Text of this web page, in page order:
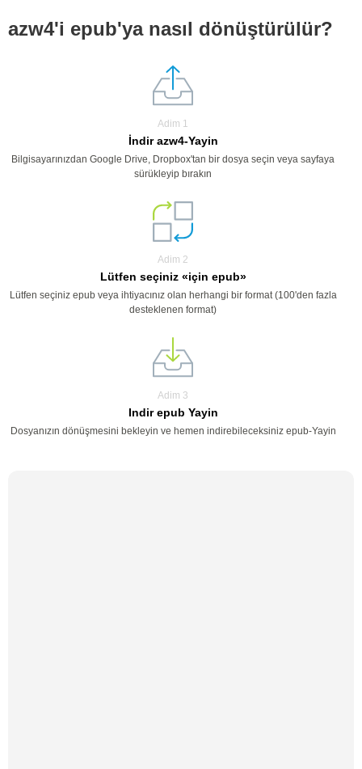
azw4'i epub'ya nasıl dönüştürülür?
Adim 1
İndir azw4-Yayin
Bilgisayarınızdan Google Drive, Dropbox'tan bir dosya seçin veya sayfaya
sürükleyip bırakın
Adim 2
Lütfen seçiniz «için epub»
Lütfen seçiniz epub veya ihtiyacınız olan herhangi bir format (100'den fazla
desteklenen format)
Adim 3
Indir epub Yayin
Dosyanızın dönüşmesini bekleyin ve hemen indirebileceksiniz epub-Yayin